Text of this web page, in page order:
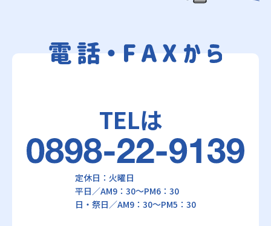
TELは
定休日：火曜日
平日／AM9：30～PM6：30
日・祭日／AM9：30～PM5：30